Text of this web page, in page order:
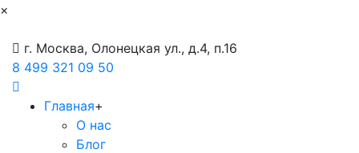
×
г. Москва, Олонецкая ул., д.4, п.16
8 499 321 09 50
Главная+
О нас
Блог